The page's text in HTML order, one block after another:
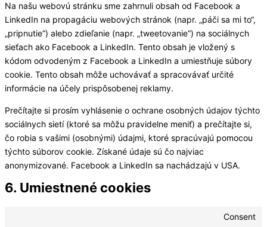
Na našu webovú stránku sme zahrnuli obsah od Facebook a
LinkedIn na propagáciu webových stránok (napr. „páči sa mi to“,
„pripnutie“) alebo zdieľanie (napr. „tweetovanie“) na sociálnych
sieťach ako Facebook a LinkedIn. Tento obsah je vložený s
kódom odvodeným z Facebook a LinkedIn a umiestňuje súbory
cookie. Tento obsah môže uchovávať a spracovávať určité
informácie na účely prispôsobenej reklamy.
Prečítajte si prosím vyhlásenie o ochrane osobných údajov týchto
sociálnych sietí (ktoré sa môžu pravidelne meniť) a prečítajte si,
čo robia s vašimi (osobnými) údajmi, ktoré spracúvajú pomocou
týchto súborov cookie. Získané údaje sú čo najviac
anonymizované. Facebook a LinkedIn sa nachádzajú v USA.
6. Umiestnené cookies
Consent